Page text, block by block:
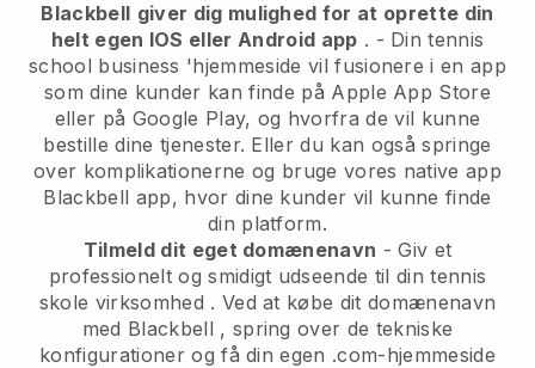
Blackbell giver dig mulighed for at oprette din
helt egen IOS eller Android app . - Din tennis
school business 'hjemmeside vil fusionere i en app
som dine kunder kan finde på Apple App Store
eller på Google Play, og hvorfra de vil kunne
bestille dine tjenester. Eller du kan også springe
over komplikationerne og bruge vores native app
Blackbell app, hvor dine kunder vil kunne finde
din platform.
Tilmeld dit eget domænenavn -Giv et
professionelt og smidigt udseende til din tennis
skole virksomhed . Ved at købe dit domænenavn
med Blackbell , spring over de tekniske
konfigurationer og få din egen .com-hjemmeside